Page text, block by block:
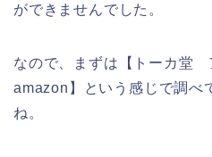
ができませんでした。
なので、まずは【トーカ堂
amazon】という感じで調べ
ね。